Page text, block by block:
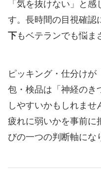
「気を抜けない」と
す。長時間の目視確認
下もベテランでも悩ま
ピッキング・仕分けが
包・検品は「神経のき
しやすいかもしれま
疲れに弱いかを事前に
びの一つの判断軸にな